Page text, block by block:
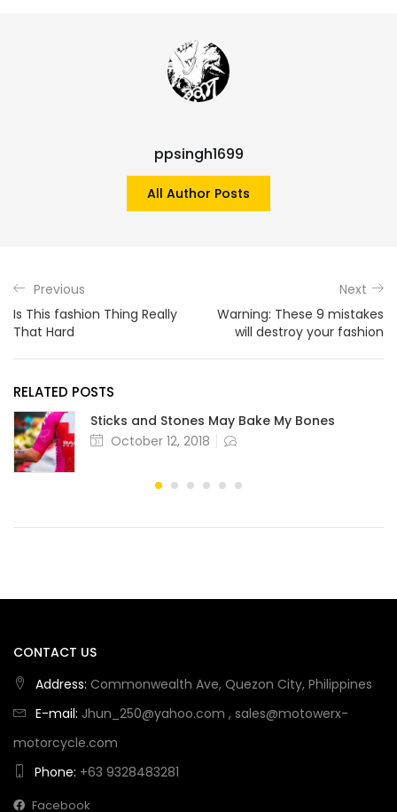
ppsingh1699
All Author Posts
Previous
Is This fashion Thing Really
That Hard
Next
Warning: These 9 mistakes
will destroy your fashion
RELATED POSTS
Sticks and Stones May Bake My Bones
October 12, 2018
CONTACT US
Address: Commonwealth Ave, Quezon City, Philippines
E-mail: Jhun_250@yahoo.com , sales@motowerx-
motorcycle.com
Phone: +63 9328483281
Facebook